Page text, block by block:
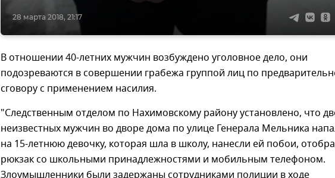
28 марта 2018, 21:17
В отношении 40-летних мужчин возбуждено уголовное дело, они
подозреваются в совершении грабежа группой лиц по
сговору с применением насилия.
"Следственным отделом по Нахимовскому району установлено, что
неизвестных мужчин во дворе дома по улице Генерала Мельника
на 15-летнюю девочку, которая шла в школу, нанесли ей побои,
рюкзак со школьными принадлежностями и мобильным телефоном.
Злоумышленники были задержаны сотрудниками полиции в ходе